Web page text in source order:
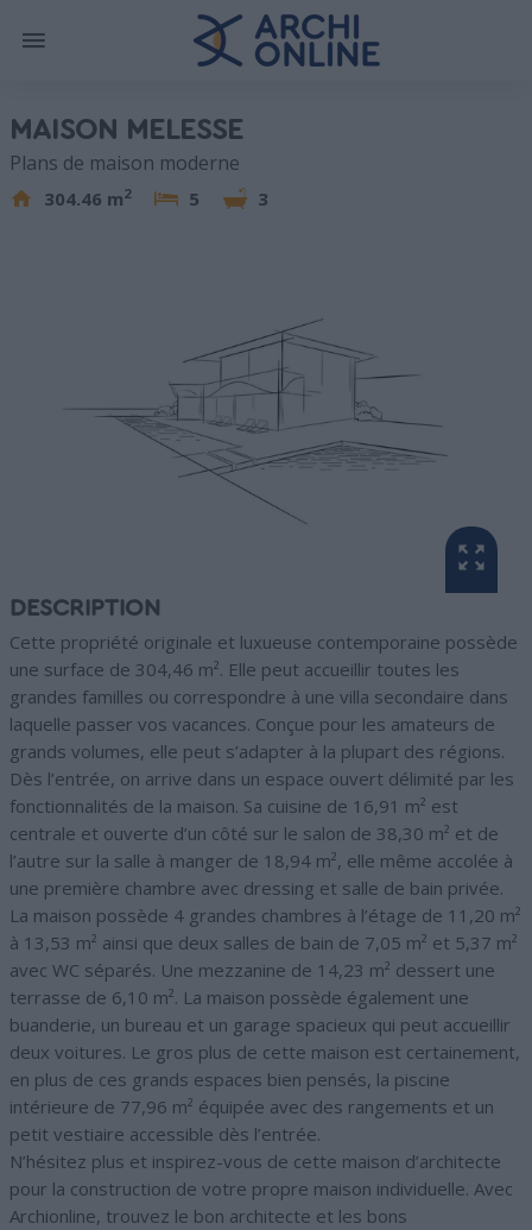
MAISON MELESSE
Plans de maison moderne
304.46 m2 5 3
DESCRIPTION
Cette propriété originale et luxueuse contemporaine possède
une surface de 304,46 m². Elle peut accueillir toutes les
grandes familles ou correspondre à une villa secondaire dans
laquelle passer vos vacances. Conçue pour les amateurs de
grands volumes, elle peut s’adapter à la plupart des régions.
Dès l’entrée, on arrive dans un espace ouvert délimité par les
fonctionnalités de la maison. Sa cuisine de 16,91 m² est
centrale et ouverte d’un côté sur le salon de 38,30 m² et de
l’autre sur la salle à manger de 18,94 m², elle même accolée à
une première chambre avec dressing et salle de bain privée.
La maison possède 4 grandes chambres à l’étage de 11,20 m²
à 13,53 m² ainsi que deux salles de bain de 7,05 m² et 5,37 m²
avec WC séparés. Une mezzanine de 14,23 m² dessert une
terrasse de 6,10 m². La maison possède également une
buanderie, un bureau et un garage spacieux qui peut accueillir
deux voitures. Le gros plus de cette maison est certainement,
en plus de ces grands espaces bien pensés, la piscine
intérieure de 77,96 m² équipée avec des rangements et un
petit vestiaire accessible dès l’entrée.
N’hésitez plus et inspirez-vous de cette maison d’architecte
pour la construction de votre propre maison individuelle. Avec
Archionline, trouvez le bon architecte et les bons